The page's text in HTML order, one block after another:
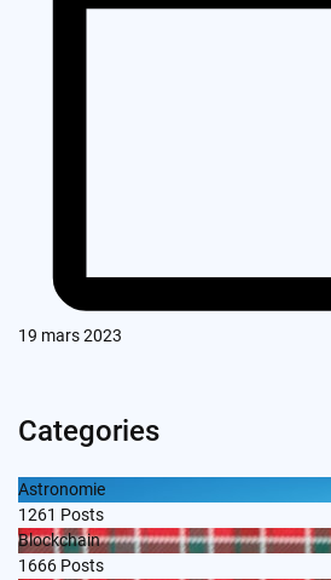
19 mars 2023
Categories
Astronomie
1261 Posts
Blockchain
1666 Posts